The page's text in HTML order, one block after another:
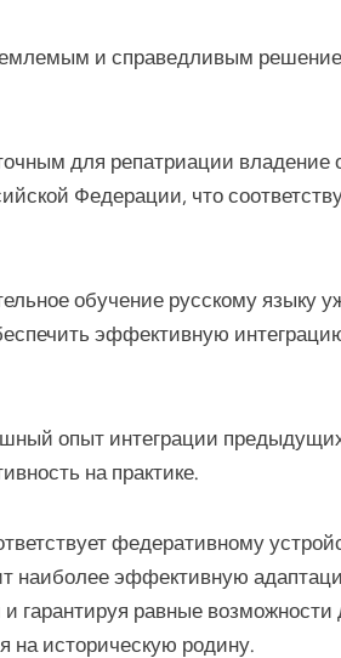
и справедливым
для репатриации владение
Федерации, что
обучение русскому языку
эффективную
опыт интеграции
на практике.
федеративному
наиболее эффективную
гарантируя равные возможности
на историческую родину.